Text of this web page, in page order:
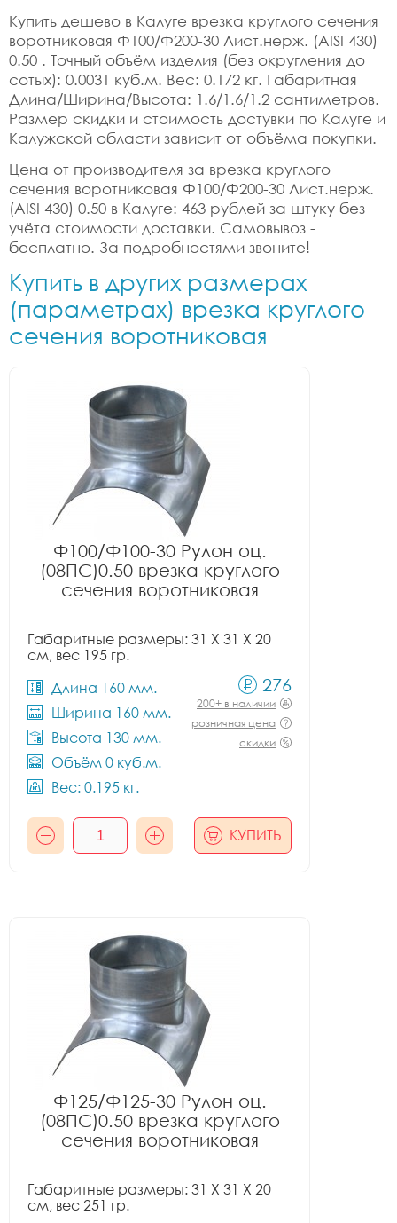
Купить дешево в Калуге врезка круглого сечения
воротниковая Ф100/Ф200-30 Лист.нерж. (AISI 430)
0.50 . Точный объём изделия (без округления до
сотых): 0.0031 куб.м. Вес: 0.172 кг. Габаритная
Длина/Ширина/Высота: 1.6/1.6/1.2 сантиметров.
Размер скидки и стоимость достувки по Калуге и
Калужской области зависит от объёма покупки.
Цена от производителя за врезка круглого
сечения воротниковая Ф100/Ф200-30 Лист.нерж.
(AISI 430) 0.50 в Калуге: 463 рублей за штуку без
учёта стоимости доставки. Самовывоз -
бесплатно. За подробностями звоните!
Купить в других размерах
(параметрах) врезка круглого
сечения воротниковая
Ф100/Ф100-30 Рулон оц.
(08ПС)0.50 врезка круглого
сечения воротниковая
Габаритные размеры: 31 X 31 X 20
см, вес 195 гр.
Длина 160 мм.
Ширина 160 мм.
Высота 130 мм.
Объём 0 куб.м.
Вес: 0.195 кг.
276
200+ в наличии
розничная цена
скидки
КУПИТЬ
Ф125/Ф125-30 Рулон оц.
(08ПС)0.50 врезка круглого
сечения воротниковая
Габаритные размеры: 31 X 31 X 20
см, вес 251 гр.